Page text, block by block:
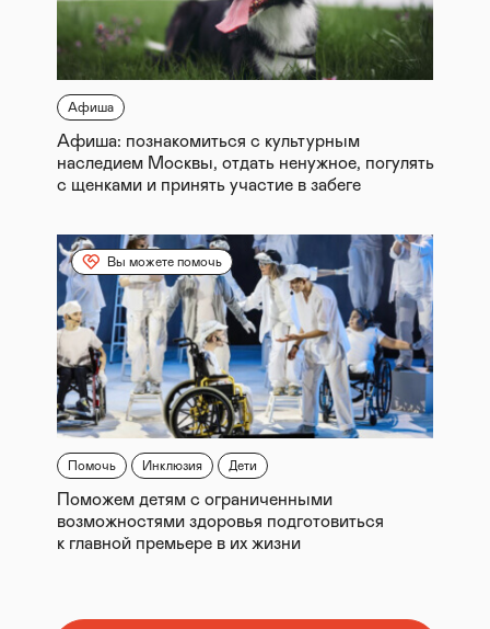
Афиша
Афиша: познакомиться с культурным
наследием Москвы, отдать ненужное, погулять
с щенками и принять участие в забеге
Вы можете помочь
Помочь Инклюзия Дети
Поможем детям с ограниченными
возможностями здоровья подготовиться
к главной премьере в их жизни